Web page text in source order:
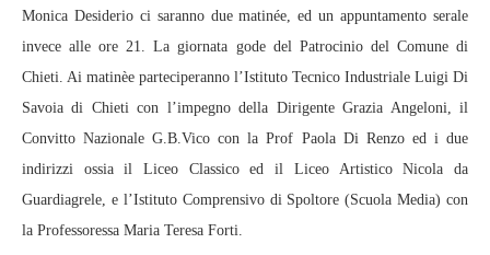
Monica Desiderio ci saranno due matinée, ed un appuntamento serale
invece alle ore 21. La giornata gode del Patrocinio del Comune di
Chieti. Ai matinèe parteciperanno l’Istituto Tecnico Industriale Luigi Di
Savoia di Chieti con l’impegno della Dirigente Grazia Angeloni, il
Convitto Nazionale G.B.Vico con la Prof Paola Di Renzo ed i due
indirizzi ossia il Liceo Classico ed il Liceo Artistico Nicola da
Guardiagrele, e l’Istituto Comprensivo di Spoltore (Scuola Media) con
la Professoressa Maria Teresa Forti.